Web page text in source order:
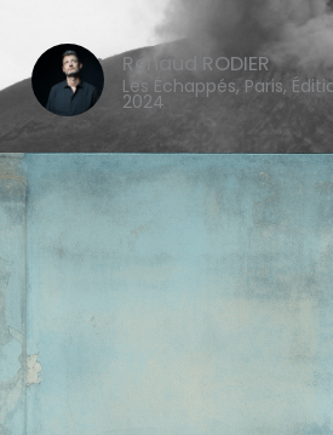
Renaud RODIER
Les Échappés, Paris,
2024